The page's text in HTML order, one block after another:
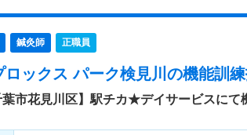
鍼灸師 正職員
ックス パーク検見川 の機能訓
葉市花見川区】駅チカ★デイサービスに